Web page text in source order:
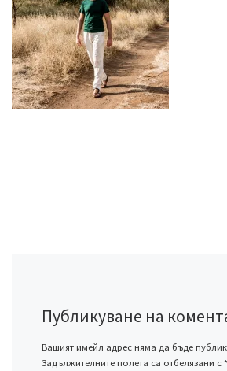
Публикуване на
Вашият имейл адрес няма да бъде
Задължителните полета са отбелязани с *